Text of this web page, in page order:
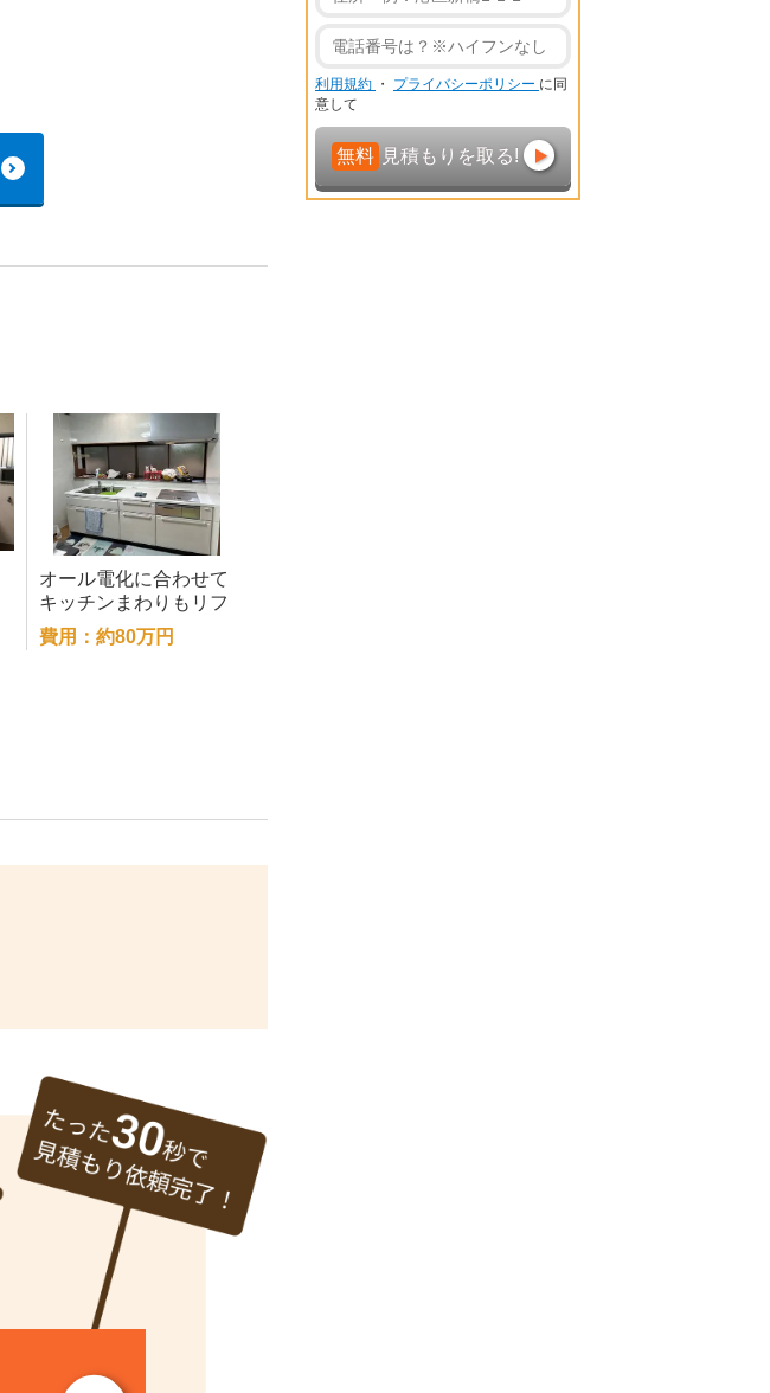
オール電化に合わせて
キッチンまわりもリフ
ォーム
費用：約80万円
利用規約 ・ プライバシーポリシー に同
意して
無料 見積もりを取る!